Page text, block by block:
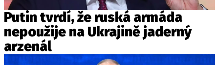
Putin tvrdí, že ruská armáda
nepoužije na Ukrajině jaderný
arzenál